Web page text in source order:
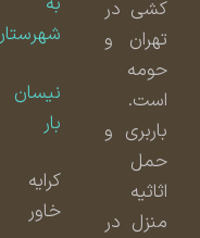
کشی در
تهران و
حومه
است.
باربری و
حمل
اثاثیه
منزل در
شهرستان
نیسان